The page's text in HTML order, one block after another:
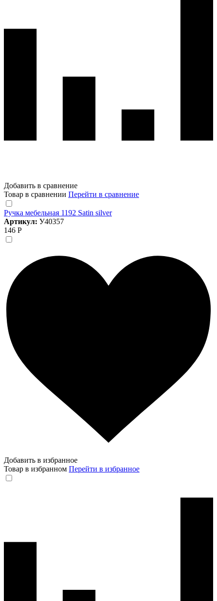
Добавить в сравнение
Товар в сравнении Перейти в сравнение
Ручка мебельная 1192 Satin silver
Артикул: У40357
146 Р
Добавить в избранное
Товар в избранном Перейти в избранное